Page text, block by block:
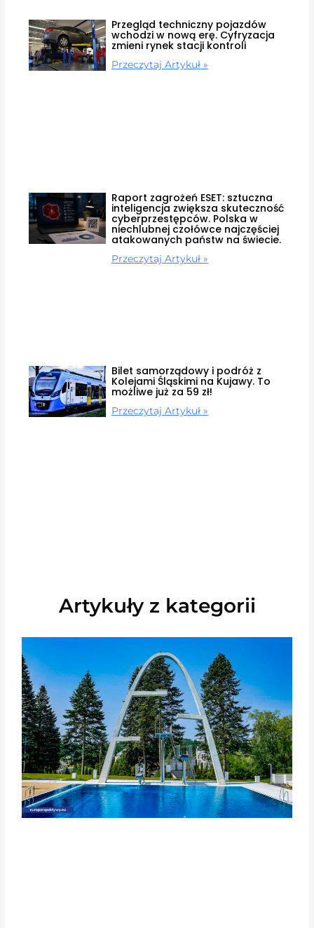
Przegląd techniczny pojazdów
wchodzi w nową erę. Cyfryzacja
zmieni rynek stacji kontroli
Przeczytaj Artykuł »
Raport zagrożeń ESET: sztuczna
inteligencja zwiększa skuteczność
cyberprzestępców. Polska w
niechlubnej czołówce najczęściej
atakowanych państw na świecie.
Przeczytaj Artykuł »
Bilet samorządowy i podróż z
Kolejami Śląskimi na Kujawy. To
możliwe już za 59 zł!
Przeczytaj Artykuł »
Artykuły z kategorii